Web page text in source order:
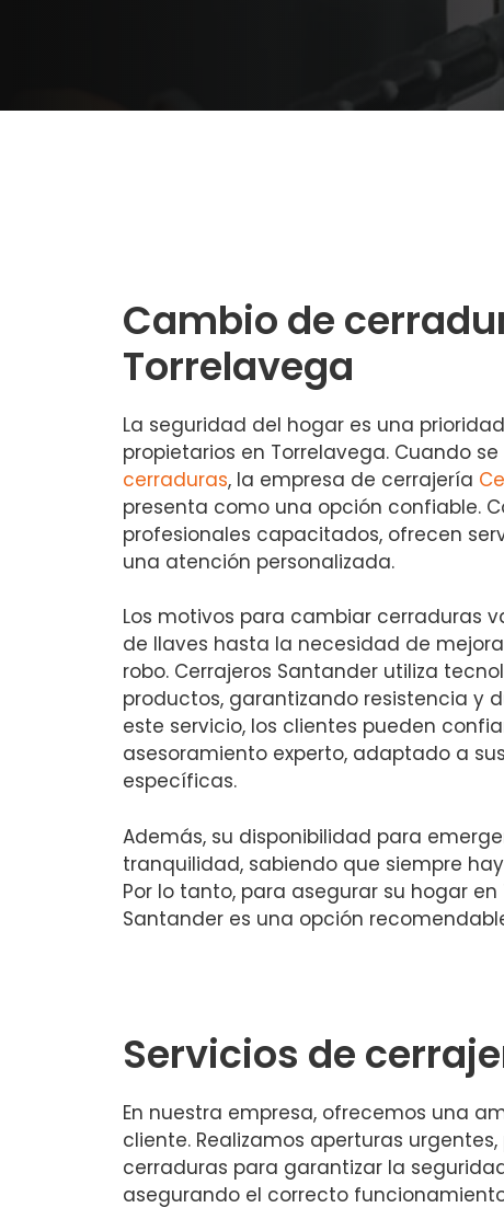
Cambio de
Torrelavega
La seguridad del hogar es una
propietarios en Torrelavega. Cuando
cerraduras, la empresa de cerrajería
presenta como una opción confiable.
profesionales capacitados, ofrecen
una atención personalizada.
Los motivos para cambiar cerraduras
de llaves hasta la necesidad de
robo. Cerrajeros Santander utiliza
productos, garantizando resistencia y
este servicio, los clientes pueden
asesoramiento experto, adaptado a
específicas.
Además, su disponibilidad para
tranquilidad, sabiendo que siempre
Por lo tanto, para asegurar su hogar en
Santander es una opción
Servicios de
En nuestra empresa, ofrecemos una
cliente. Realizamos aperturas
cerraduras para garantizar la
asegurando el correcto